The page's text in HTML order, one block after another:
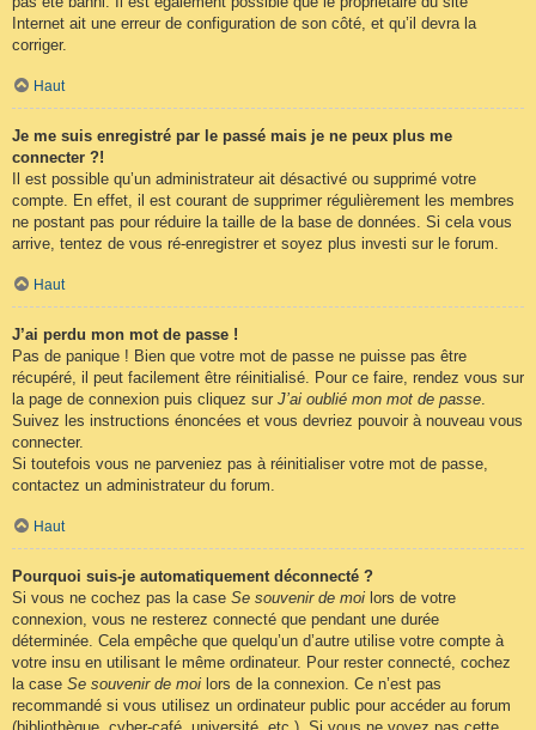
Internet ait une erreur de configuration de son côté, et qu’il devra la
corriger.
Haut
Je me suis enregistré par le passé mais je ne peux plus me
connecter ?!
Il est possible qu’un administrateur ait désactivé ou supprimé votre
compte. En effet, il est courant de supprimer régulièrement les membres
ne postant pas pour réduire la taille de la base de données. Si cela vous
arrive, tentez de vous ré-enregistrer et soyez plus investi sur le forum.
Haut
J’ai perdu mon mot de passe !
Pas de panique ! Bien que votre mot de passe ne puisse pas être
récupéré, il peut facilement être réinitialisé. Pour ce faire, rendez vous sur
la page de connexion puis cliquez sur J’ai oublié mon mot de passe.
Suivez les instructions énoncées et vous devriez pouvoir à nouveau vous
connecter.
Si toutefois vous ne parveniez pas à réinitialiser votre mot de passe,
contactez un administrateur du forum.
Haut
Pourquoi suis-je automatiquement déconnecté ?
Si vous ne cochez pas la case Se souvenir de moi lors de votre
connexion, vous ne resterez connecté que pendant une durée
déterminée. Cela empêche que quelqu’un d’autre utilise votre compte à
votre insu en utilisant le même ordinateur. Pour rester connecté, cochez
la case Se souvenir de moi lors de la connexion. Ce n’est pas
recommandé si vous utilisez un ordinateur public pour accéder au forum